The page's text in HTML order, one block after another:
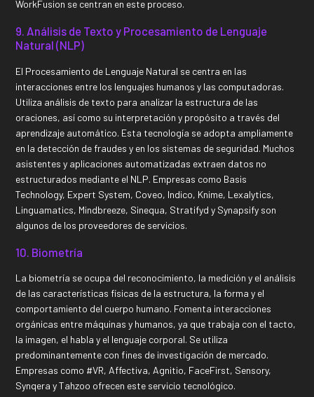
WorkFusion se centran en este proceso.
9. Análisis de Texto y Procesamiento de Lenguaje
Natural (NLP)
El Procesamiento de Lenguaje Natural se centra en las
interacciones entre los lenguajes humanos y las computadoras.
Utiliza análisis de texto para analizar la estructura de las
oraciones, así como su interpretación y propósito a través del
aprendizaje automático. Esta tecnología se adopta ampliamente
en la detección de fraudes y en los sistemas de seguridad. Muchos
asistentes y aplicaciones automatizadas extraen datos no
estructurados mediante el NLP. Empresas como Basis
Technology, Expert System, Coveo, Indico, Knime, Lexalytics,
Linguamatics, Mindbreeze, Sinequa, Stratifyd y Synapsify son
algunos de los proveedores de servicios.
10. Biometría
La biometría se ocupa del reconocimiento, la medición y el análisis
de las características físicas de la estructura, la forma y el
comportamiento del cuerpo humano. Fomenta interacciones
orgánicas entre máquinas y humanos, ya que trabaja con el tacto,
la imagen, el habla y el lenguaje corporal. Se utiliza
predominantemente con fines de investigación de mercado.
Empresas como #VR, Affectiva, Agnitio, FaceFirst, Sensory,
Synqera y Tahzoo ofrecen este servicio tecnológico.